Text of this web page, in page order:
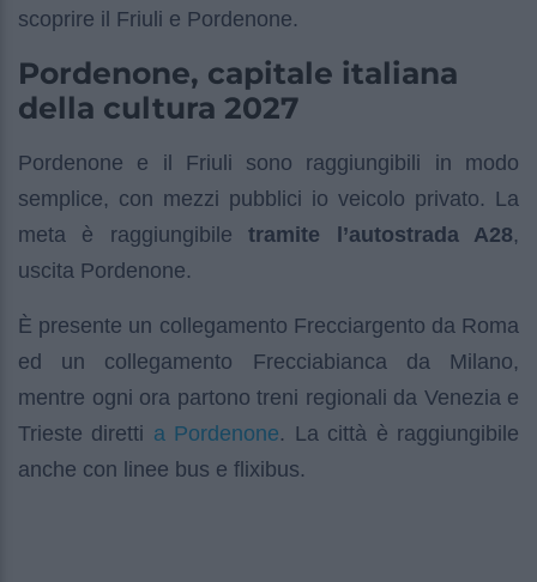
scoprire il Friuli e Pordenone.
Pordenone, capitale italiana
della cultura 2027
Pordenone e il Friuli sono raggiungibili in modo
semplice, con mezzi pubblici io veicolo privato. La
meta è raggiungibiletramite l’autostrada A28,
uscita Pordenone.
È presente un collegamento Frecciargento da Roma
ed un collegamento Frecciabianca da Milano,
mentre ogni ora partono treni regionali da Venezia e
Trieste diretti a Pordenone. La città è raggiungibile
anche con linee bus e flixibus.